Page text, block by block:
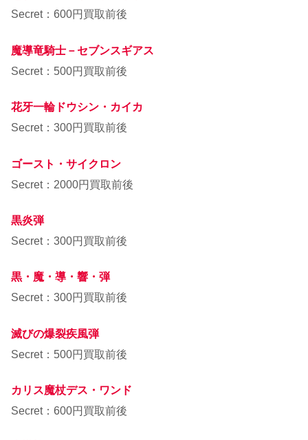
Secret：600円買取前後
魔導竜騎士－セブンスギアス
Secret：500円買取前後
花牙一輪ドウシン・カイカ
Secret：300円買取前後
ゴースト・サイクロン
Secret：2000円買取前後
黒炎弾
Secret：300円買取前後
黒・魔・導・響・弾
Secret：300円買取前後
滅びの爆裂疾風弾
Secret：500円買取前後
カリス魔杖デス・ワンド
Secret：600円買取前後